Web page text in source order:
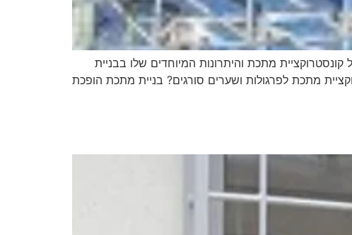
מתכת והיתרונות המיוחדים שלו בבניית
מתכת לפרגולות ושערים סורגים? בניית מתכת הופכת